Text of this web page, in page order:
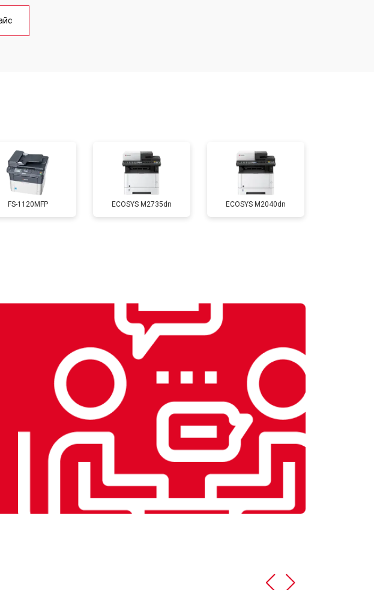
от 90 мин
от 90 мин от 2800 ₽ Заказать
от 60 мин от 2700 ₽ Заказать
FS-1120MFP ECOSYS M2735dn ECOSYS M2040dn